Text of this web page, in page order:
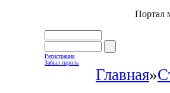
Портал
Регистрация
Забыл пароль
Главная»